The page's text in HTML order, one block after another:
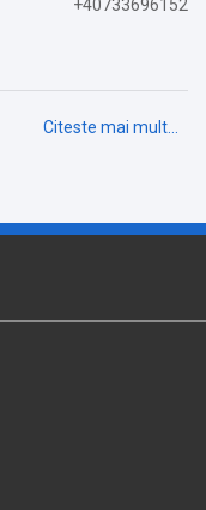
+40733696152
Citeste mai mult...